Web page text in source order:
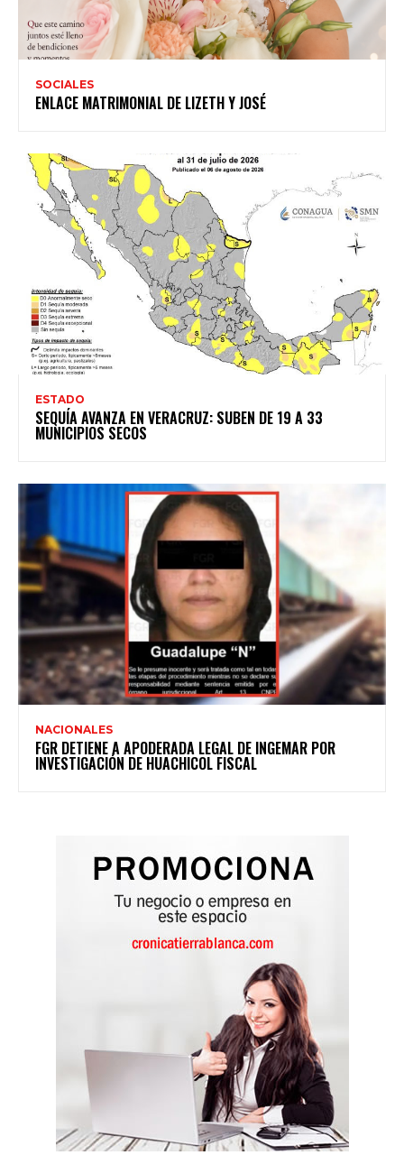
SOCIALES
ENLACE MATRIMONIAL DE LIZETH Y JOSÉ
ESTADO
SEQUÍA AVANZA EN VERACRUZ: SUBEN DE 19 A 33
MUNICIPIOS SECOS
NACIONALES
FGR DETIENE A APODERADA LEGAL DE INGEMAR POR
INVESTIGACIÓN DE HUACHICOL FISCAL